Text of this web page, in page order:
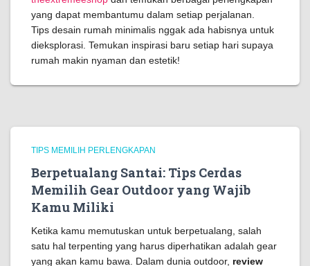
yang dapat membantumu dalam setiap perjalanan.
Tips desain rumah minimalis nggak ada habisnya untuk
dieksplorasi. Temukan inspirasi baru setiap hari supaya
rumah makin nyaman dan estetik!
TIPS MEMILIH PERLENGKAPAN
Berpetualang Santai: Tips Cerdas
Memilih Gear Outdoor yang Wajib
Kamu Miliki
Ketika kamu memutuskan untuk berpetualang, salah
satu hal terpenting yang harus diperhatikan adalah gear
yang akan kamu bawa. Dalam dunia outdoor, review